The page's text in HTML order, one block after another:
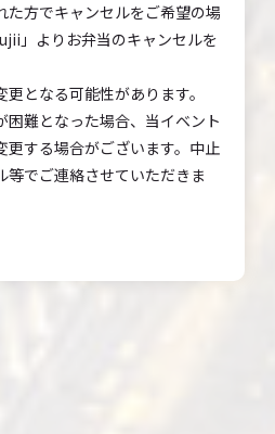
方でキャンセルをご希望の場
」よりお弁当のキャンセルを
となる可能性があります。
難となった場合、当イベント
更する場合がございます。中止
等でご連絡させていただきま